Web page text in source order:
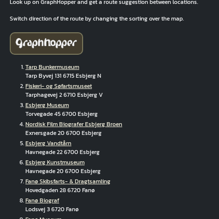
Look up on GraphHopper and get a route suggestion between locations.
Switch direction of the route by changing the sorting over the map.
Tarp Bunkermuseum
Tarp Byvej 131 6715 Esbjerg N
Fiskeri- og Søfartsmuseet
Tarphagevej 2 6710 Esbjerg V
Esbjerg Museum
Torvegade 45 6700 Esbjerg
Nordisk Film Biografer Esbjerg Broen
Exnersgade 20 6700 Esbjerg
Esbjerg Vandtårn
Havnegade 22 6700 Esbjerg
Esbjerg Kunstmuseum
Havnegade 20 6700 Esbjerg
Fanø Skibsfarts- & Dragtsamling
Hovedgaden 28 6720 Fanø
Fanø Biograf
Lodsvej 3 6720 Fanø